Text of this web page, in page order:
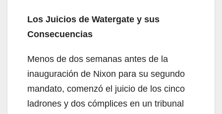
Los Juicios de Watergate y sus
Consecuencias
Menos de dos semanas antes de la
inauguración de Nixon para su segundo
mandato, comenzó el juicio de los cinco
ladrones y dos cómplices en un tribunal